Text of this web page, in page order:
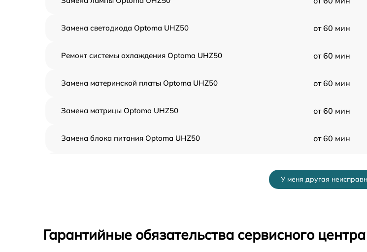
Замена светодиода Optoma UHZ50 от 60 мин
Ремонт системы охлаждения Optoma UHZ50 от 60 мин
Замена материнской платы Optoma UHZ50 от 60 мин
Замена матрицы Optoma UHZ50 от 60 мин
Замена блока питания Optoma UHZ50 от 60 мин
У меня другая
Гарантийные обязательства сервисного